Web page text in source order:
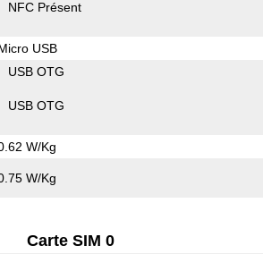
NFC Présent
USB
USB OTG
USB OTG
W/Kg
W/Kg
Carte SIM 0